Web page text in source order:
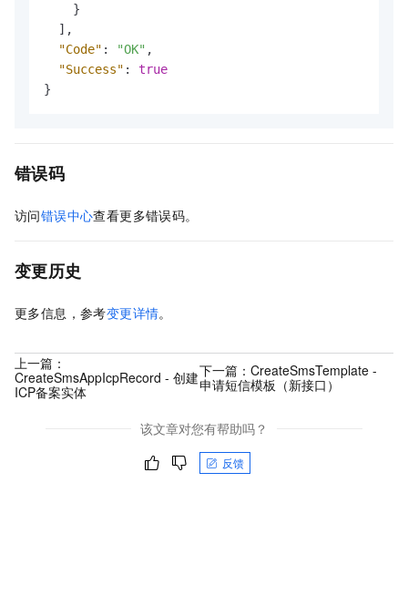
}
] ,
"Code" : "OK" ,
"Success" :
true
}
错误码
访问错误中心查看更多错误码。
变更历史
更多信息，参考变更详情。
上一篇：
CreateSmsAppIcpRecord - 创建
ICP备案实体
下一篇：CreateSmsTemplate -
申请短信模板（新接口）
该文章对您有帮助吗？
反馈